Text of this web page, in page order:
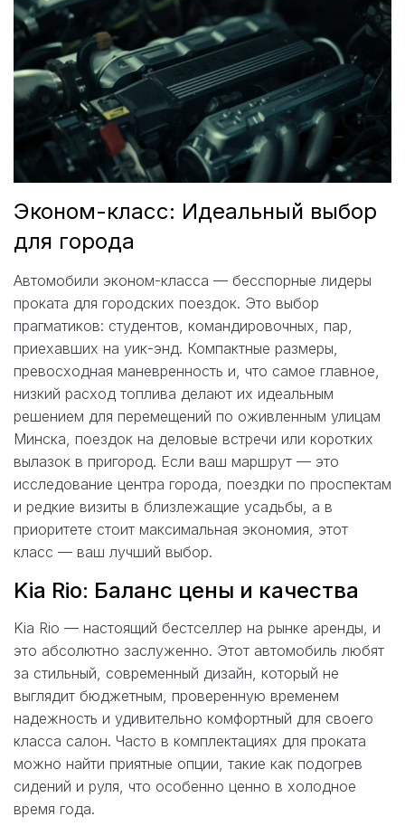
Эконом-класс: Идеальный выбор
для города
Автомобили эконом-класса — бесспорные лидеры
проката для городских поездок. Это выбор
прагматиков: студентов, командировочных, пар,
приехавших на уик-энд. Компактные размеры,
превосходная маневренность и, что самое главное,
низкий расход топлива делают их идеальным
решением для перемещений по оживленным улицам
Минска, поездок на деловые встречи или коротких
вылазок в пригород. Если ваш маршрут — это
исследование центра города, поездки по проспектам
и редкие визиты в близлежащие усадьбы, а в
приоритете стоит максимальная экономия, этот
класс — ваш лучший выбор.
Kia Rio: Баланс цены и качества
Kia Rio — настоящий бестселлер на рынке аренды, и
это абсолютно заслуженно. Этот автомобиль любят
за стильный, современный дизайн, который не
выглядит бюджетным, проверенную временем
надежность и удивительно комфортный для своего
класса салон. Часто в комплектациях для проката
можно найти приятные опции, такие как подогрев
сидений и руля, что особенно ценно в холодное
время года.